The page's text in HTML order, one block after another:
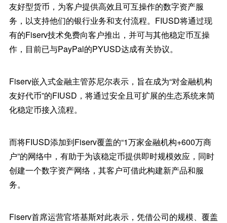
友好型货币，为客户提供高效且可互操作的数字资产服
务，以支持他们的银行业务和支付流程。FIUSD将通过现
有的Fiserv技术免费向客户推出，并可与其他稳定币互操
作，目前已与PayPal的PYUSD达成有关协议。
Fiserv嵌入式金融主管苏尼尔表示，旨在成为“对金融机构
友好代币”的FIUSD，将通过安全且可扩展的生态系统来简
化稳定币接入流程。
而将FIUSD添加到Fiserv覆盖的“1万家金融机构+600万商
户”的网络中，有助于为该稳定币提供即时规模效应，同时
创建一个数字资产网络，其客户可借此构建新产品和服
务。
Fiserv首席运营官塔基斯对此表示，凭借公司的规模、覆盖